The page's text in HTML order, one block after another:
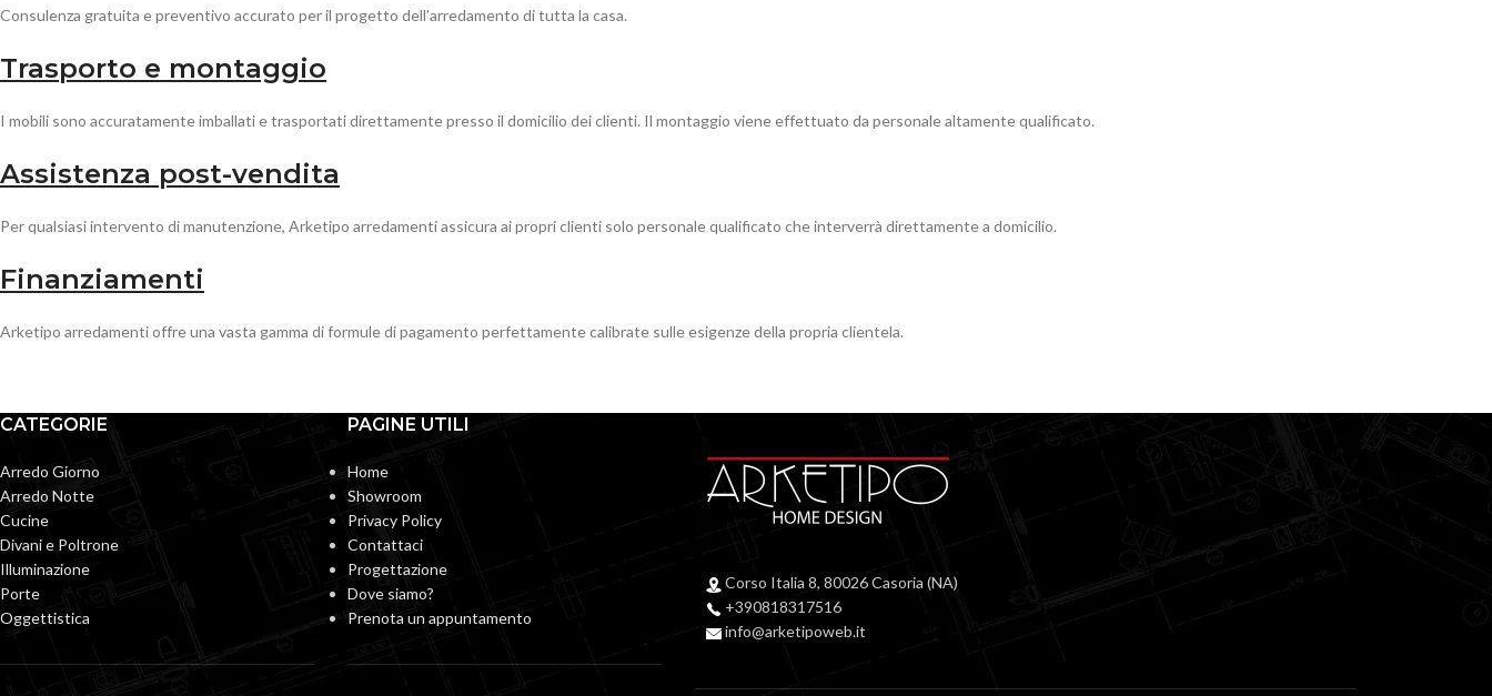
Consulenza gratuita e preventivo accurato per il progetto dell’arredamento di tutta la casa.
Trasporto e montaggio
I mobili sono accuratamente imballati e trasportati direttamente presso il domicilio dei clienti. Il montaggio viene effettuato da personale altamente qualificato.
Assistenza post-vendita
Per qualsiasi intervento di manutenzione, Arketipo arredamenti assicura ai propri clienti solo personale qualificato che interverrà direttamente a domicilio.
Finanziamenti
Arketipo arredamenti offre una vasta gamma di formule di pagamento perfettamente calibrate sulle esigenze della propria clientela.
CATEGORIE
Arredo Giorno
Arredo Notte
Cucine
Divani e Poltrone
Illuminazione
Porte
Oggettistica
PAGINE UTILI
Home
Showroom
Privacy Policy
Contattaci
Progettazione
Dove siamo?
Prenota un appuntamento
Corso Italia 8, 80026 Casoria (NA)
+390818317516
info@arketipoweb.it